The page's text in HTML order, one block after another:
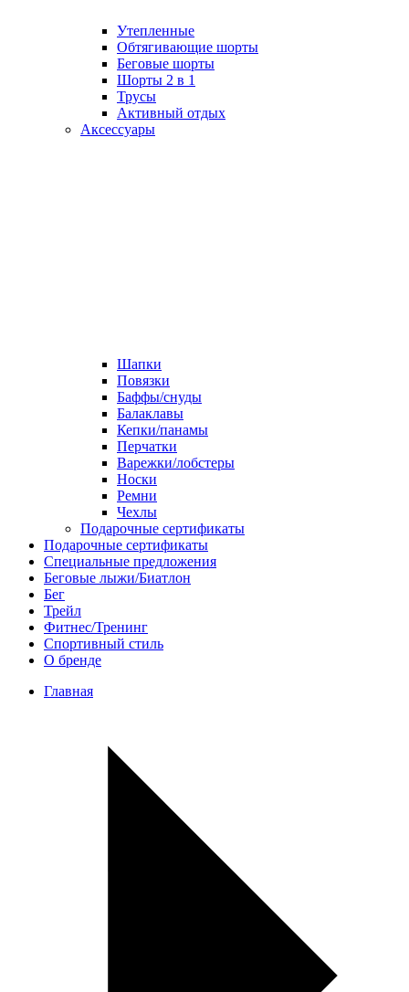
Утепленные
Обтягивающие шорты
Беговые шорты
Шорты 2 в 1
Трусы
Активный отдых
Аксессуары
Шапки
Повязки
Баффы/снуды
Балаклавы
Кепки/панамы
Перчатки
Варежки/лобстеры
Носки
Ремни
Чехлы
Подарочные сертификаты
Подарочные сертификаты
Специальные предложения
Беговые лыжи/Биатлон
Бег
Трейл
Фитнес/Тренинг
Спортивный стиль
О бренде
Главная